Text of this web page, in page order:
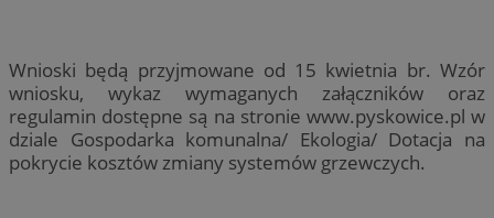
Wnioski będą przyjmowane od 15 kwietnia br. Wzór
wniosku, wykaz wymaganych załączników oraz
regulamin dostępne są na stronie www.pyskowice.pl w
dziale Gospodarka komunalna/ Ekologia/ Dotacja na
pokrycie kosztów zmiany systemów grzewczych.